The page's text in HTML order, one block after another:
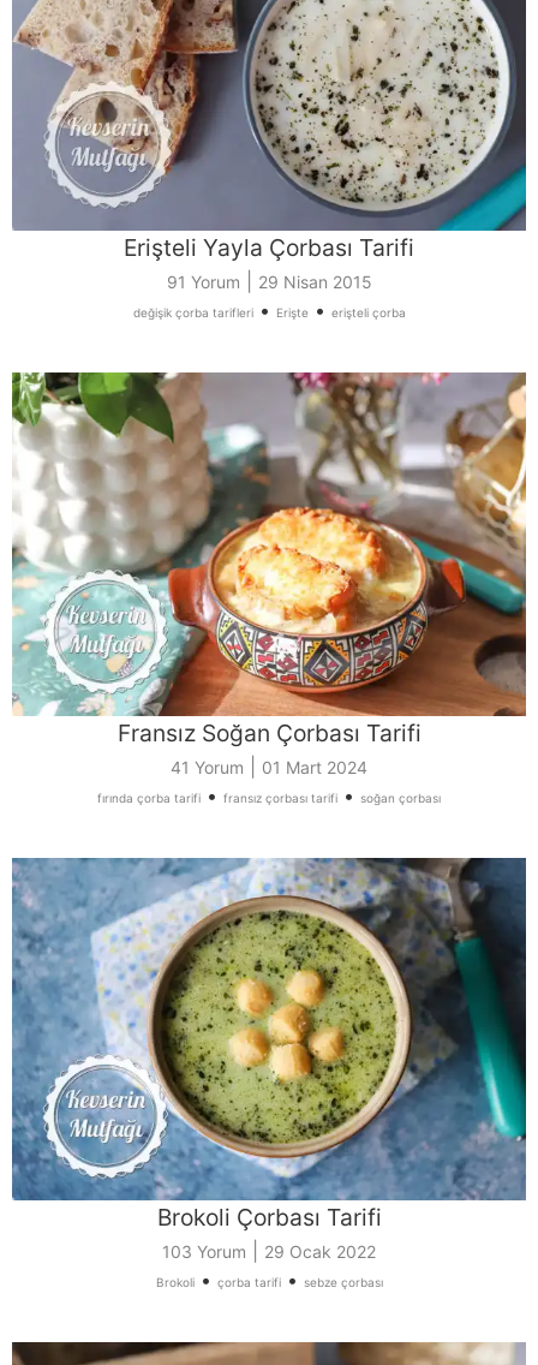
Erişteli Yayla Çorbası Tarifi
91 Yorum 29 Nisan 2015
değişik çorba tarifleri• Erişte• erişteli çorba
Fransız Soğan Çorbası Tarifi
41 Yorum 01 Mart 2024
fırında çorba tarifi • fransız çorbası tarifi • soğan çorbası
Brokoli Çorbası Tarifi
103 Yorum 29 Ocak 2022
Brokoli• çorba tarifi• sebze çorbası